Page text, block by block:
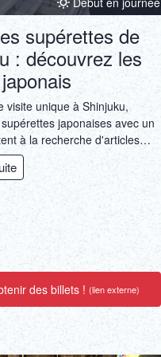
supérettes de
: découvrez les
visite unique à Shinjuku,
japonaises avec un
à la recherche d'articles
les voyageurs et de produits
base que les habitants
des billets ! (lien externe)